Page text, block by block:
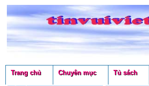
Trang chủ Chuyên mục Tủ sách